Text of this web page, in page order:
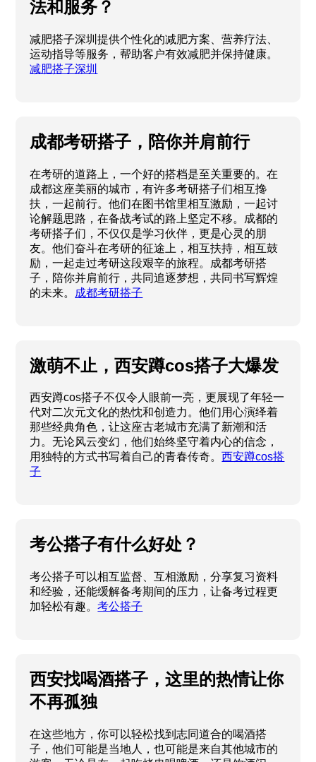
法和服务？
减肥搭子深圳提供个性化的减肥方案、营养疗法、
运动指导等服务，帮助客户有效减肥并保持健康。
减肥搭子深圳
成都考研搭子，陪你并肩前行
在考研的道路上，一个好的搭档是至关重要的。在
成都这座美丽的城市，有许多考研搭子们相互搀
扶，一起前行。他们在图书馆里相互激励，一起讨
论解题思路，在备战考试的路上坚定不移。成都的
考研搭子们，不仅仅是学习伙伴，更是心灵的朋
友。他们奋斗在考研的征途上，相互扶持，相互鼓
励，一起走过考研这段艰辛的旅程。成都考研搭
子，陪你并肩前行，共同追逐梦想，共同书写辉煌
的未来。 成都考研搭子
激萌不止，西安蹲cos搭子大爆发
西安蹲cos搭子不仅令人眼前一亮，更展现了年轻一
代对二次元文化的热忱和创造力。他们用心演绎着
那些经典角色，让这座古老城市充满了新潮和活
力。无论风云变幻，他们始终坚守着内心的信念，
用独特的方式书写着自己的青春传奇。 西安蹲cos搭
子
考公搭子有什么好处？
考公搭子可以相互监督、互相激励，分享复习资料
和经验，还能缓解备考期间的压力，让备考过程更
加轻松有趣。考公搭子
西安找喝酒搭子，这里的热情让你
不再孤独
在这些地方，你可以轻松找到志同道合的喝酒搭
子，他们可能是当地人，也可能是来自其他城市的